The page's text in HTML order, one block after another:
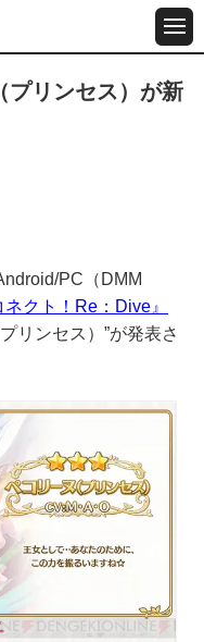
プリンセス）が新
PC（DMM
ネクト！Re：Dive』
リンセス）”が発表さ